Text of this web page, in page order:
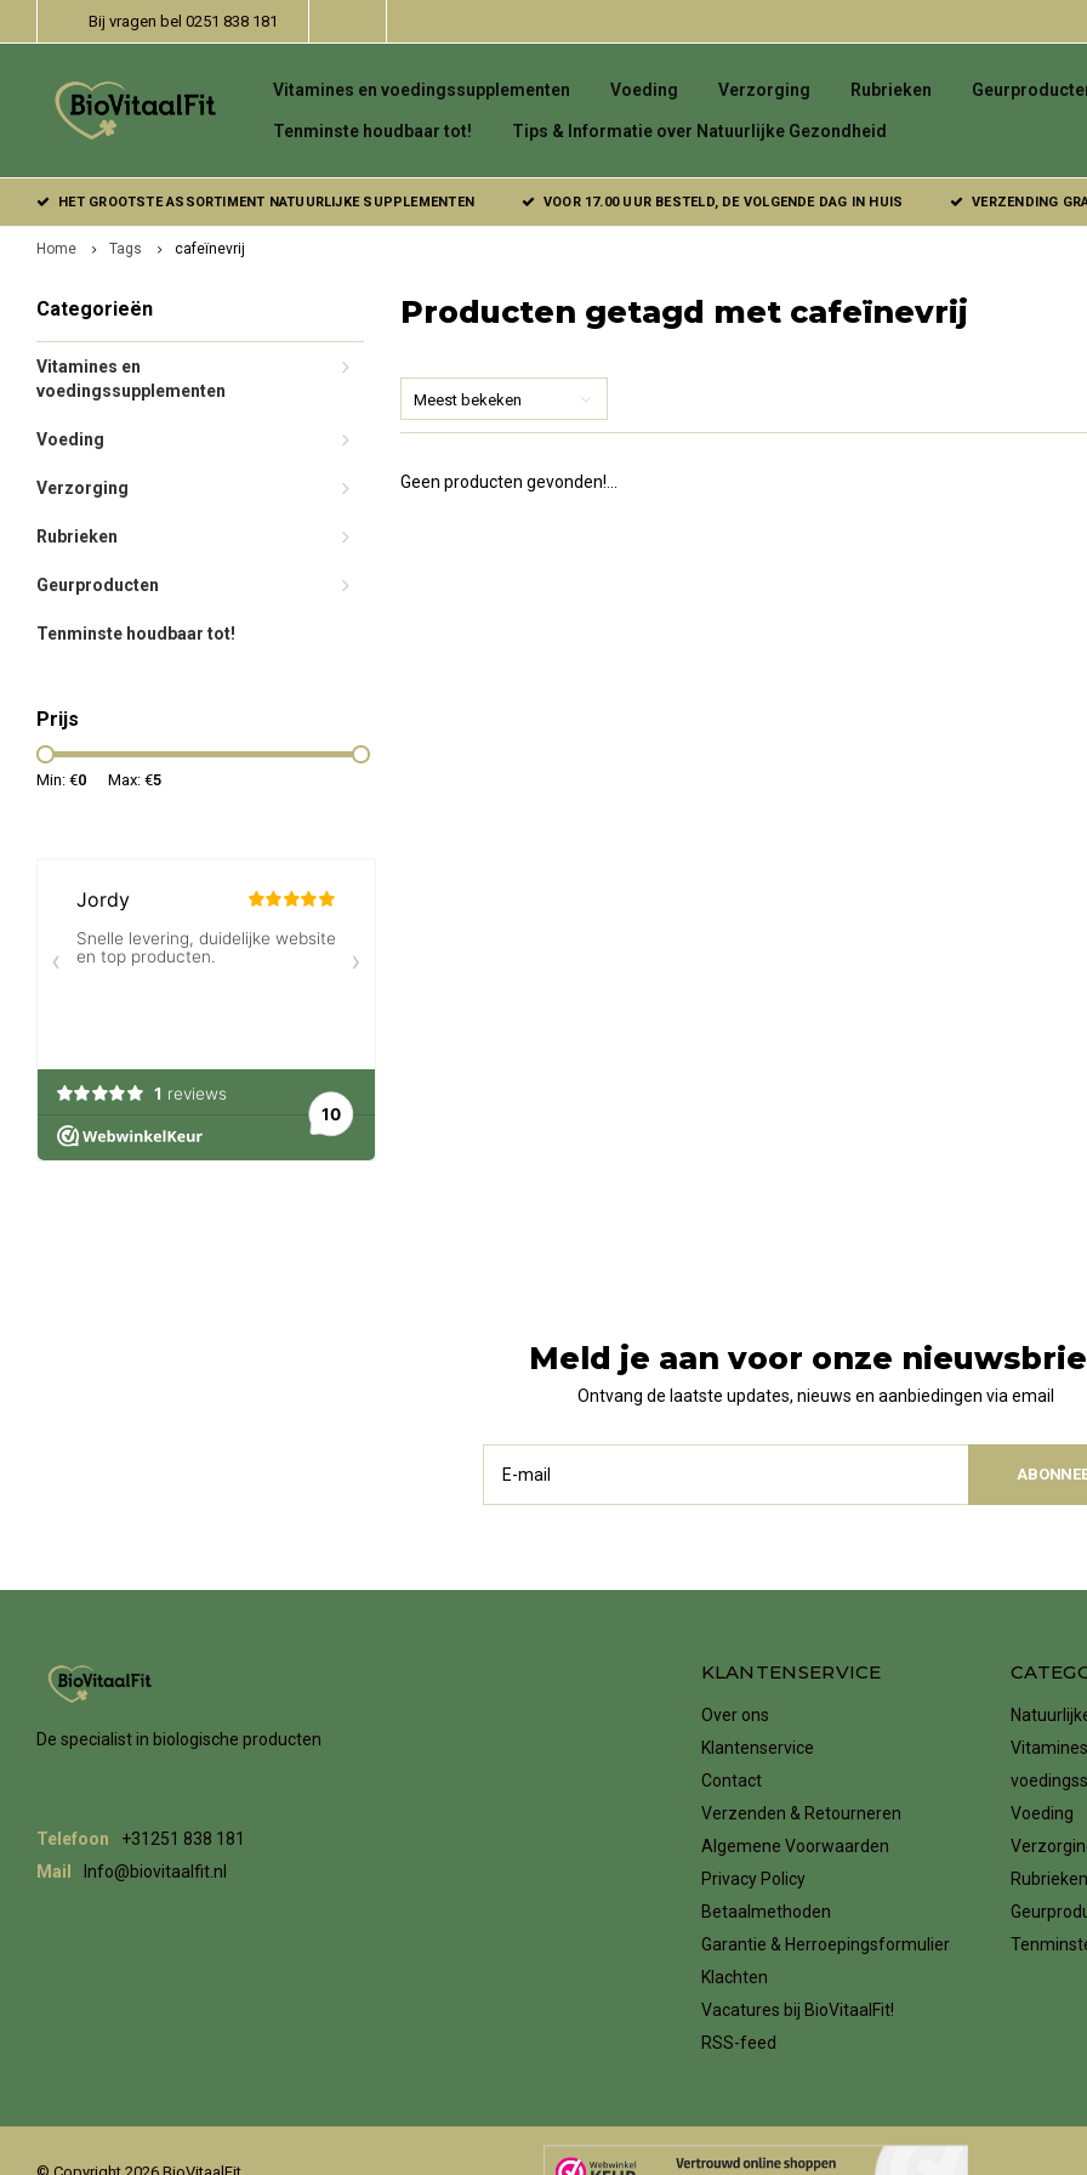
Bij vragen bel 0251 838 181
Vitamines en voedingssupplementen Voeding Verzorging Rubrieken
Tenminste houdbaar tot! Tips & Informatie over Natuurlijke Gezondheid
HET GROOTSTE ASSORTIMENT NATUURLIJKE SUPPLEMENTEN VOOR 17.00 UUR BESTELD, DE VOLGENDE DAG IN HUIS VERZENDING
Home Tags cafeïnevrij
Categorieën
Vitamines en
voedingssupplementen
Voeding
Verzorging
Rubrieken
Geurproducten
Tenminste houdbaar tot!
Prijs
Min: €0 Max: €5
Producten getagd met cafeïnevrij
Meest bekeken
Geen producten gevonden!...
Meld je aan voor onze
Ontvang de laatste updates, nieuws en aanbiedingen via email
De specialist in biologische producten
Telefoon
+31251 838 181
Mail
Info@biovitaalfit.nl
KLANTENSERVICE
Over ons
Klantenservice
Contact
Verzenden & Retourneren
Algemene Voorwaarden
Privacy Policy
Betaalmethoden
Garantie & Herroepingsformulier
Klachten
Vacatures bij BioVitaalFit!
RSS-feed
Voeding
Rubrieken